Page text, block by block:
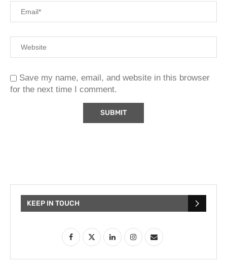
Save my name, email, and website in this browser
for the next time I comment.
KEEP IN TOUCH